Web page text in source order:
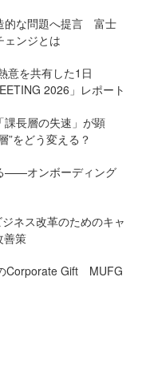
的な問題へ提言 富士
ェンジとは
意を共有した1日
2026」レポート
長層の失速」が顕
をどう変える？
——オンボーディング
ネス改革のためのキャ
善策
Corporate Gift MUFG